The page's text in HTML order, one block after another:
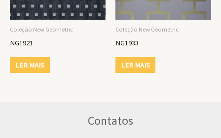
Coleção New Geometric
NG1921
LER MAIS
Coleção New Geometric
NG1933
LER MAIS
Contatos